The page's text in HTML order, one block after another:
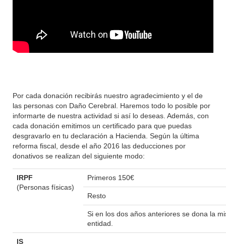
Por cada donación recibirás nuestro agradecimiento y el de
las personas con Daño Cerebral. Haremos todo lo posible por
informarte de nuestra actividad si así lo deseas. Además, con
cada donación emitimos un certificado para que puedas
desgravarlo en tu declaración a Hacienda. Según la última
reforma fiscal, desde el año 2016 las deducciones por
donativos se realizan del siguiente modo:
IRPF
(Personas físicas)
Primeros 150€
Resto
Si en los dos años anteriores se dona la
entidad.
IS